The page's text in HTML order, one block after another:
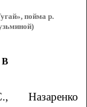
пойма р.
В
, Назаренко